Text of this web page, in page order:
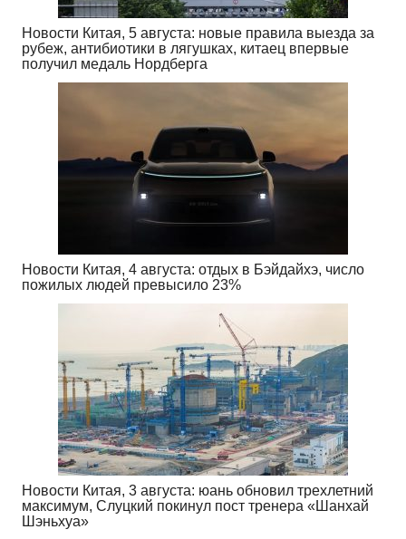
Новости Китая, 5 августа: новые правила выезда за
рубеж, антибиотики в лягушках, китаец впервые
получил медаль Нордберга
Новости Китая, 4 августа: отдых в Бэйдайхэ, число
пожилых людей превысило 23%
Новости Китая, 3 августа: юань обновил трехлетний
максимум, Слуцкий покинул пост тренера «Шанхай
Шэньхуа»